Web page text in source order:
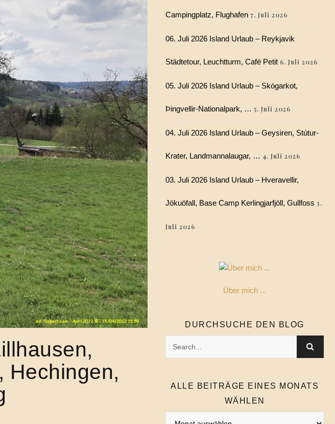
Hechingen,
Campingplatz, Flughafen 7. Juli 2026
06. Juli 2026 Island Urlaub – Reykjavik
Städtetour, Leuchtturm, Café Petit 6. Juli 2026
05. Juli 2026 Island Urlaub – Skógarkot,
Þingvellir-Nationalpark, … 5. Juli 2026
04. Juli 2026 Island Urlaub – Geysiren, Stútur-
Krater, Landmannalaugar, … 4. Juli 2026
03. Juli 2026 Island Urlaub – Hveravellir,
Jökuöfall, Base Camp Kerlingjarfjöll, Gullfoss 3.
Juli 2026
Über mich ...
DURCHSUCHE DEN BLOG
ALLE BEITRÄGE EINES MONATS
WÄHLEN